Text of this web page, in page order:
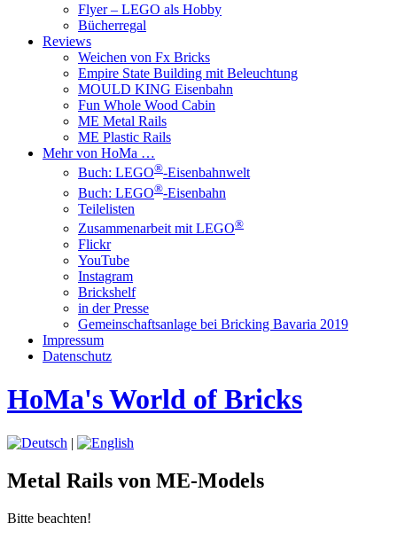
Flyer – LEGO als Hobby
Bücherregal
Reviews
Weichen von Fx Bricks
Empire State Building mit Beleuchtung
MOULD KING Eisenbahn
Fun Whole Wood Cabin
ME Metal Rails
ME Plastic Rails
Mehr von HoMa …
Buch: LEGO®-Eisenbahnwelt
Buch: LEGO®-Eisenbahn
Teilelisten
Zusammenarbeit mit LEGO®
Flickr
YouTube
Instagram
Brickshelf
in der Presse
Gemeinschaftsanlage bei Bricking Bavaria 2019
Impressum
Datenschutz
HoMa's World of Bricks
|
Metal Rails von ME-Models
Bitte beachten!